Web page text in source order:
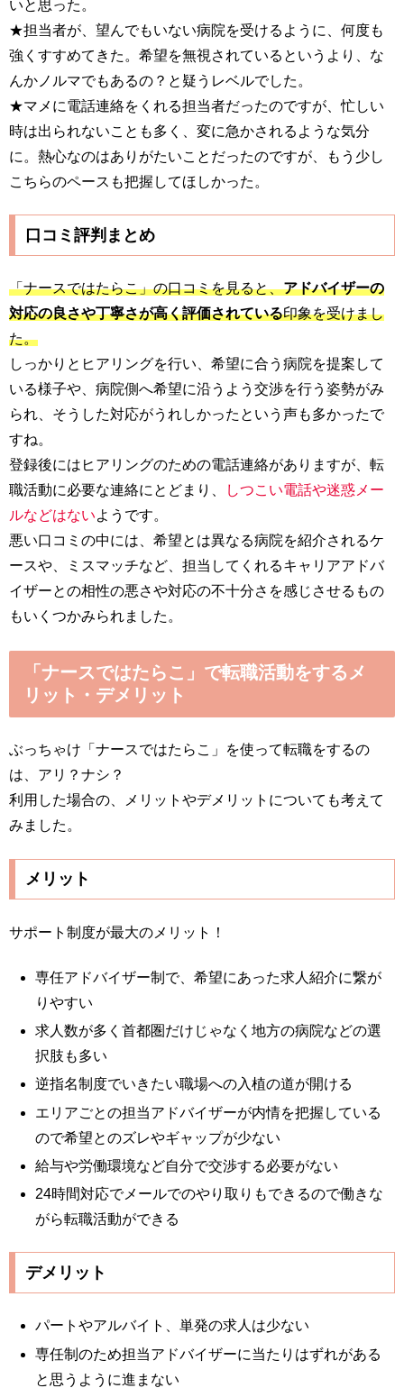
いと思った。
★担当者が、望んでもいない病院を受けるように、何度も
強くすすめてきた。希望を無視されているというより、な
んかノルマでもあるの？と疑うレベルでした。
★マメに電話連絡をくれる担当者だったのですが、忙しい
時は出られないことも多く、変に急かされるような気分
に。熱心なのはありがたいことだったのですが、もう少し
こちらのペースも把握してほしかった。
口コミ評判まとめ
「ナースではたらこ」の口コミを見ると、アドバイザーの
対応の良さや丁寧さが高く評価されている印象を受けまし
た。
しっかりとヒアリングを行い、希望に合う病院を提案して
いる様子や、病院側へ希望に沿うよう交渉を行う姿勢がみ
られ、そうした対応がうれしかったという声も多かったで
すね。
登録後にはヒアリングのための電話連絡がありますが、転
職活動に必要な連絡にとどまり、
しつこい電話や迷惑メー
ルなどはないようです。
悪い口コミの中には、希望とは異なる病院を紹介されるケ
ースや、ミスマッチなど、担当してくれるキャリアアドバ
イザーとの相性の悪さや対応の不十分さを感じさせるもの
もいくつかみられました。
「ナースではたらこ」で転職活動をするメ
リット・デメリット
ぶっちゃけ「ナースではたらこ」を使って転職をするの
は、アリ？ナシ？
利用した場合の、メリットやデメリットについても考えて
みました。
メリット
サポート制度が最大のメリット！
専任アドバイザー制で、希望にあった求人紹介に繋が
りやすい
求人数が多く首都圏だけじゃなく地方の病院などの選
択肢も多い
逆指名制度でいきたい職場への入植の道が開ける
エリアごとの担当アドバイザーが内情を把握している
ので希望とのズレやギャップが少ない
給与や労働環境など自分で交渉する必要がない
24時間対応でメールでのやり取りもできるので働きな
がら転職活動ができる
デメリット
パートやアルバイト、単発の求人は少ない
専任制のため担当アドバイザーに当たりはずれがある
と思うように進まない